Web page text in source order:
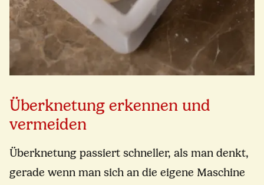
Überknetung erkennen und
vermeiden
Überknetung passiert schneller, als man denkt,
gerade wenn man sich an die eigene Maschine